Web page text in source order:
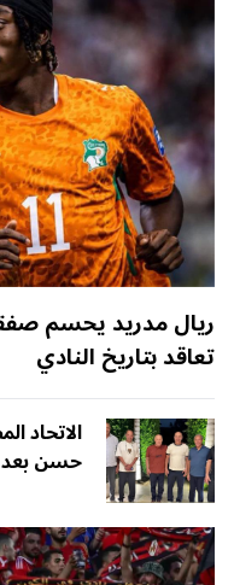
ريال مدريد يحسم
تعاقد بتاريخ النادي
الاتحاد
حسن بعد